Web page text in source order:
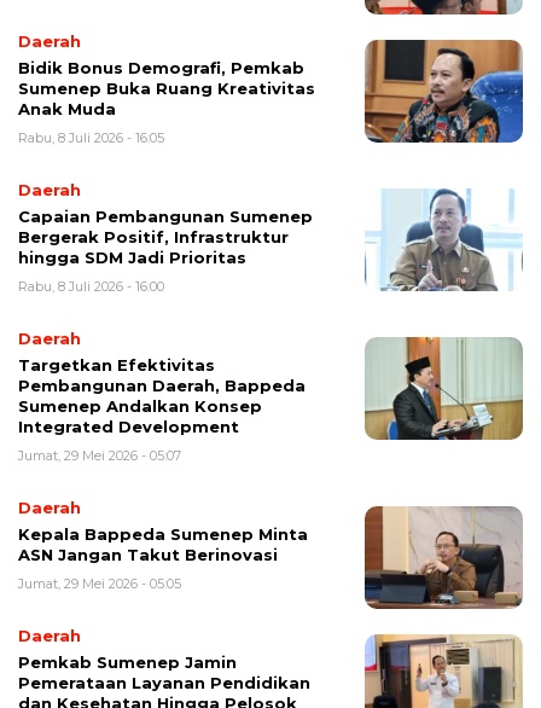
Daerah
Bidik Bonus Demografi, Pemkab
Sumenep Buka Ruang Kreativitas
Anak Muda
Rabu, 8 Juli 2026 - 16:05
Daerah
Capaian Pembangunan Sumenep
Bergerak Positif, Infrastruktur
hingga SDM Jadi Prioritas
Rabu, 8 Juli 2026 - 16:00
Daerah
Targetkan Efektivitas
Pembangunan Daerah, Bappeda
Sumenep Andalkan Konsep
Integrated Development
Jumat, 29 Mei 2026 - 05:07
Daerah
Kepala Bappeda Sumenep Minta
ASN Jangan Takut Berinovasi
Jumat, 29 Mei 2026 - 05:05
Daerah
Pemkab Sumenep Jamin
Pemerataan Layanan Pendidikan
dan Kesehatan Hingga Pelosok